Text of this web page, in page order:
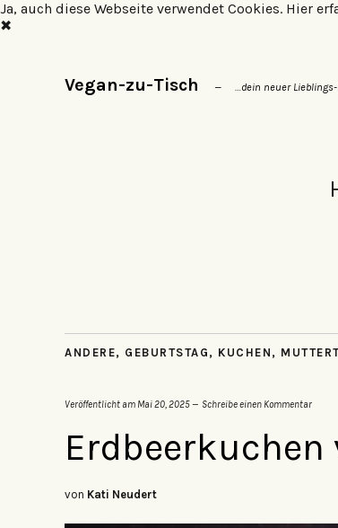
Ja, auch diese Webseite verwendet Cookies. Hier
✖
Vegan-zu-Tisch …dein neuer
ANDERE, GEBURTSTAG , KUCHEN ,
Veröffentlicht am Mai 20, 2025 Schreibe einen Kommentar
Erdbeerkuchen
von Kati Neudert